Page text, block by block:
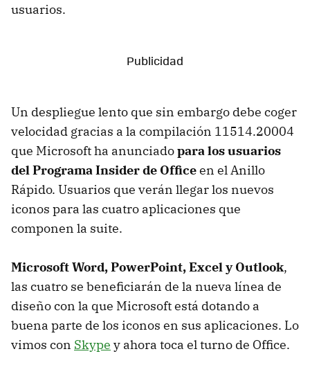
usuarios.
Un despliegue lento que sin embargo debe coger
velocidad gracias a la compilación 11514.20004
que Microsoft ha anunciadopara los usuarios
del Programa Insider de Officeen el Anillo
Rápido. Usuarios que verán llegar los nuevos
iconos para las cuatro aplicaciones que
componen la suite.
Microsoft Word, PowerPoint, Excel y Outlook,
las cuatro se beneficiarán de la nueva línea de
diseño con la que Microsoft está dotando a
buena parte de los iconos en sus aplicaciones. Lo
vimos con Skype y ahora toca el turno de Office.